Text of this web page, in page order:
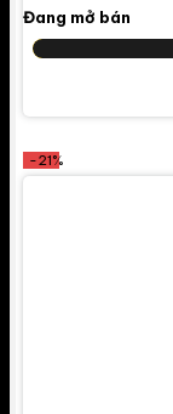
Đang mở bán
-21%